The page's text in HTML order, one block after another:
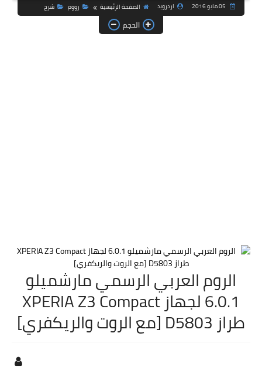
اردرويد الصفحة الرئيسية رووم شرح
الحجم
الروم العربي الرسمي مارشميلو
6.0.1 لجهاز XPERIA Z3 Compact
طراز D5803 [مع الروت والريكفري]